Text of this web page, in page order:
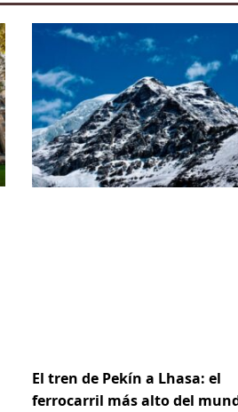
El tren de Pekín a Lhasa: el
ferrocarril más alto del